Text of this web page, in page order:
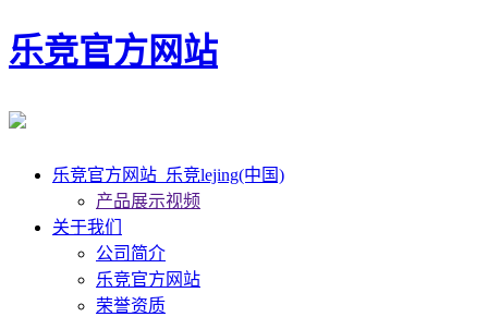
乐竞官方网站
乐竞官方网站_乐竞lejing(中国)
产品展示视频
关于我们
公司简介
乐竞官方网站
荣誉资质